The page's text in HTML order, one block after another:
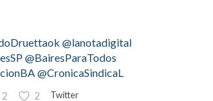
@lanotadigital
@BairesParaTodos
@CronicaSindicaL
2 2 Twitter